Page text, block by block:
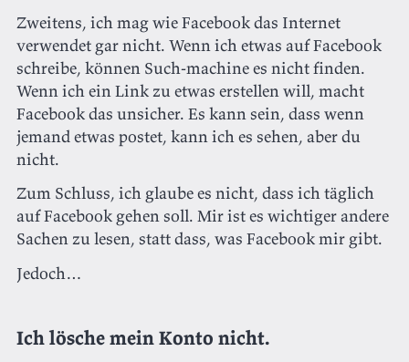
Zweitens, ich mag wie Facebook das Internet
verwendet gar nicht. Wenn ich etwas auf Facebook
schreibe, können Such-machine es nicht finden.
Wenn ich ein Link zu etwas erstellen will, macht
Facebook das unsicher. Es kann sein, dass wenn
jemand etwas postet, kann ich es sehen, aber du
nicht.
Zum Schluss, ich glaube es nicht, dass ich täglich
auf Facebook gehen soll. Mir ist es wichtiger andere
Sachen zu lesen, statt dass, was Facebook mir gibt.
Jedoch…
Ich lösche mein Konto nicht.